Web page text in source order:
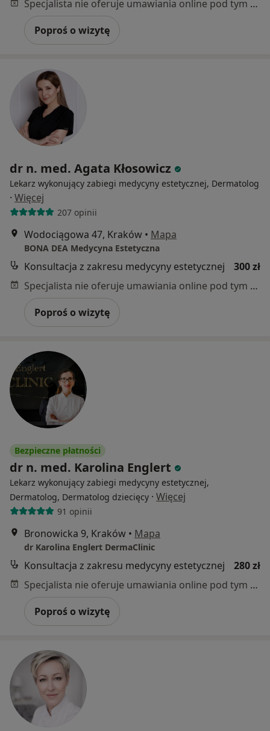
Specjalista nie oferuje umawiania online pod tym adresem.
Poproś o wizytę
dr n. med. Agata Kłosowicz
Lekarz wykonujący zabiegi medycyny estetycznej, Dermatolog
· Więcej
207 opinii
Wodociągowa 47, Kraków • Mapa
BONA DEA Medycyna Estetyczna
Konsultacja z zakresu medycyny estetycznej
300 zł
Specjalista nie oferuje umawiania online pod tym adresem.
Poproś o wizytę
Bezpieczne płatności
dr n. med. Karolina Englert
Lekarz wykonujący zabiegi medycyny estetycznej,
Dermatolog, Dermatolog dziecięcy · Więcej
91 opinii
Bronowicka 9, Kraków • Mapa
dr Karolina Englert DermaClinic
Konsultacja z zakresu medycyny estetycznej
280 zł
Specjalista nie oferuje umawiania online pod tym adresem.
Poproś o wizytę